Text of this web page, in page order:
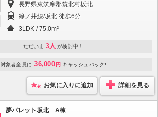
長野県東筑摩郡筑北村坂北
篠ノ井線/坂北 徒歩6分
3LDK / 75.0m²
ただいま 3人 が検討中！
対象者全員に 36,000 円 キャッシュバック!
お気に入りに追加 詳細を見る
夢パレット坂北 A棟